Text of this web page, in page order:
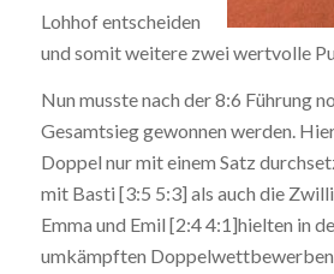
Lohhof entscheiden
und somit weitere zwei wertvolle
Nun musste nach der 8:6 Führung
Gesamtsieg gewonnen werden.
Doppel nur mit einem Satz
mit Basti [3:5 5:3] als auch die
Emma und Emil [2:4 4:1]hielten in
umkämpften Doppelwettbewerben